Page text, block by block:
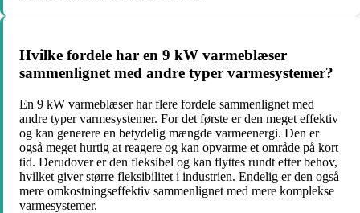
Hvilke fordele har en 9 kW varmeblæser
sammenlignet med andre typer varmesystemer?
En 9 kW varmeblæser har flere fordele sammenlignet med
andre typer varmesystemer. For det første er den meget effektiv
og kan generere en betydelig mængde varmeenergi. Den er
også meget hurtig at reagere og kan opvarme et område på kort
tid. Derudover er den fleksibel og kan flyttes rundt efter behov,
hvilket giver større fleksibilitet i industrien. Endelig er den også
mere omkostningseffektiv sammenlignet med mere komplekse
varmesystemer.